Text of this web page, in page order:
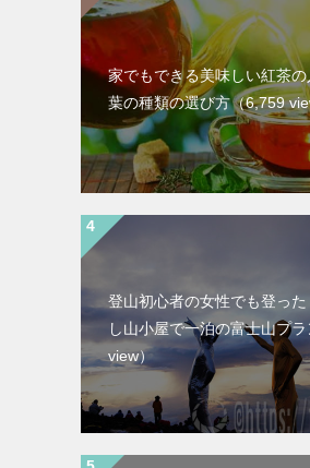
家でもできる美味しい紅茶
葉の種類の選び方（6,759
登山初心者の女性でも登っ
し山小屋で一泊の富士山プラ
view）